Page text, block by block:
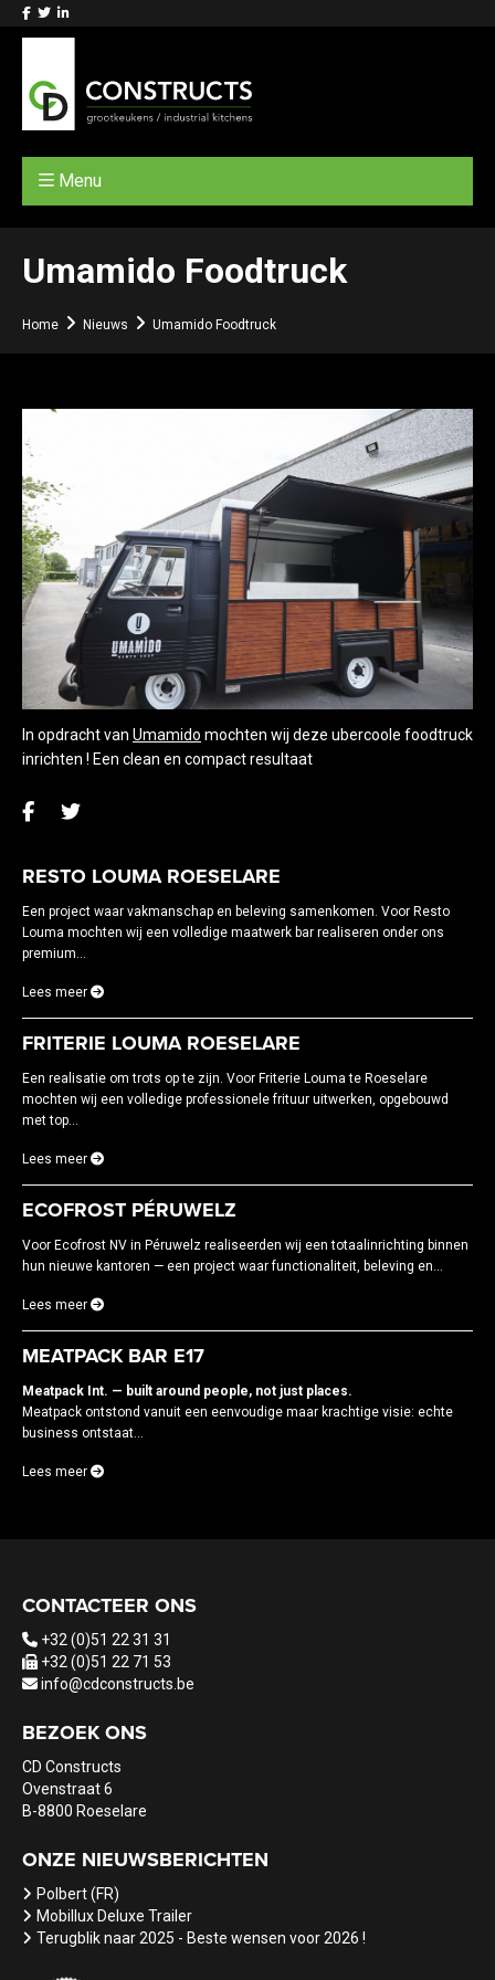
Menu
Umamido Foodtruck
Home Nieuws Umamido Foodtruck
In opdracht van Umamido mochten wij deze ubercoole foodtruck
inrichten ! Een clean en compact resultaat
RESTO LOUMA ROESELARE
Een project waar vakmanschap en beleving samenkomen. Voor Resto
Louma mochten wij een volledige maatwerk bar realiseren onder ons
premium...
Lees meer
FRITERIE LOUMA ROESELARE
Een realisatie om trots op te zijn. Voor Friterie Louma te Roeselare
mochten wij een volledige professionele frituur uitwerken, opgebouwd
met top...
Lees meer
ECOFROST PÉRUWELZ
Voor Ecofrost NV in Péruwelz realiseerden wij een totaalinrichting binnen
hun nieuwe kantoren — een project waar functionaliteit, beleving en...
Lees meer
MEATPACK BAR E17
Meatpack Int. — built around people, not just places.
Meatpack ontstond vanuit een eenvoudige maar krachtige visie: echte
business ontstaat...
Lees meer
CONTACTEER ONS
+32 (0)51 22 31 31
+32 (0)51 22 71 53
info@cdconstructs.be
BEZOEK ONS
CD Constructs
Ovenstraat 6
B-8800 Roeselare
ONZE NIEUWSBERICHTEN
Polbert (FR)
Mobillux Deluxe Trailer
Terugblik naar 2025 - Beste wensen voor 2026 !